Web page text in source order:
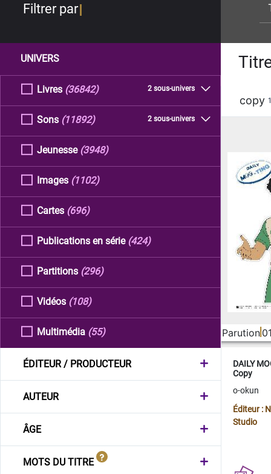
Filtrer par
UNIVERS
Livres 2 sous-univers
(36842)
Sons 2 sous-univers
(11892)
Jeunesse (3948)
Images (1102)
Cartes (696)
Publications en série (424)
Partitions (296)
Vidéos (108)
Multimédia (55)
ÉDITEUR / PRODUCTEUR
AUTEUR
ÂGE
MOTS DU TITRE
copy
Parution
DAILY
Copy
o-okun
Éditeur :
Studio